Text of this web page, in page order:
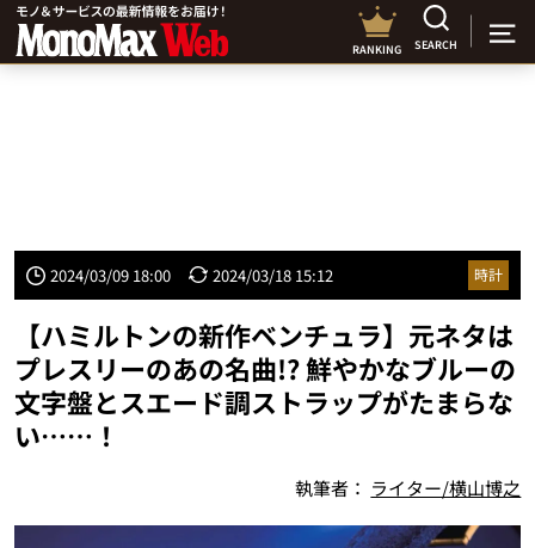
RANKING SEARCH
2024/03/09 18:00 2024/03/18 15:12 時計
【ハミルトンの新作ベンチュラ】元ネタは
プレスリーのあの名曲!? 鮮やかなブルーの
文字盤とスエード調ストラップがたまらな
い……！
執筆者： ライター/横山博之